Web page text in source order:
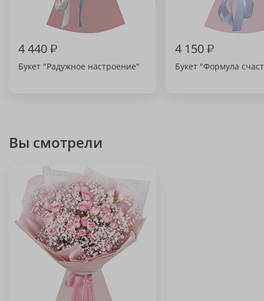
4 440₽
Букет "Радужное настроение"
4 150₽
Букет "Формула
Вы смотрели